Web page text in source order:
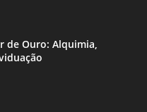
de Ouro: Alquimia,